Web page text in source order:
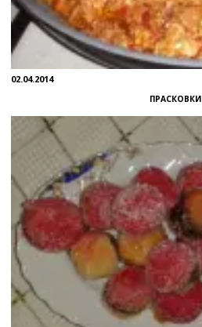
02.04.2014
ПРАСКОВКИ